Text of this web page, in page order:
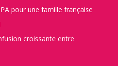
pour une famille française
croissante entre